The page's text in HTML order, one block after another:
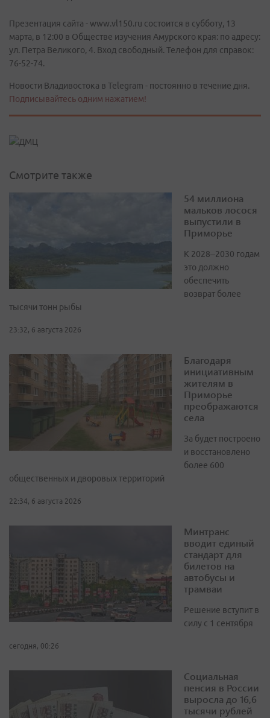
Презентация сайта - www.vl150.ru состоится в субботу, 13
марта, в 12:00 в Обществе изучения Амурского края: по адресу:
ул. Петра Великого, 4. Вход свободный. Телефон для справок:
76-52-74.
Новости Владивостока в Telegram - постоянно в течение дня.
Подписывайтесь одним нажатием!
Смотрите также
54 миллиона
мальков лосося
выпустили в
Приморье
К 2028–2030 годам
это должно
обеспечить
возврат более
тысячи тонн рыбы
23:32, 6 августа 2026
Благодаря
инициативным
жителям в
Приморье
преображаются
села
За будет построено
и восстановлено
более 600
общественных и дворовых территорий
22:34, 6 августа 2026
Минтранс
вводит единый
стандарт для
билетов на
автобусы и
трамваи
Решение вступит в
силу с 1 сентября
сегодня, 00:26
Социальная
пенсия в России
выросла до 16,6
тысячи рублей